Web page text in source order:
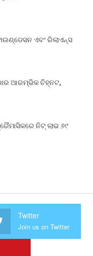
ଏବଂ ରିଲାଏନ୍ସ
ଆରମ୍ଭିକ ଚିହ୍ନଟ,
ନିଟ୍ ଲାଭ ୬୯
Twitter
Join us on Twitter